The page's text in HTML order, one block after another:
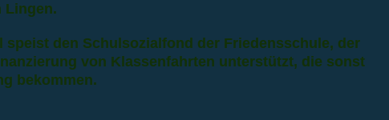
Lingen.
speist den Schulsozialfond der Friedensschule, der
von Klassenfahrten unterstützt, die sonst
bekommen.